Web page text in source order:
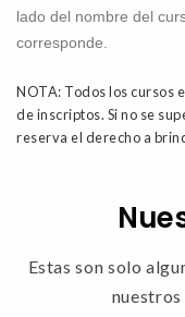
lado del nombre del
corresponde.
NOTA: Todos los cursos
de inscriptos. Si no se
reserva el derecho a
Estas son solo